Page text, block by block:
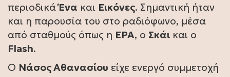
περιοδικάΈνα και Εικόνες. Σημαντική ήταν
και η παρουσία του στο ραδιόφωνο, μέσα
από σταθμούς όπως η ΕΡΑ, ο Σκάι και ο
Flash.
Ο Νάσος Αθανασίου είχε ενεργό συμμετοχή